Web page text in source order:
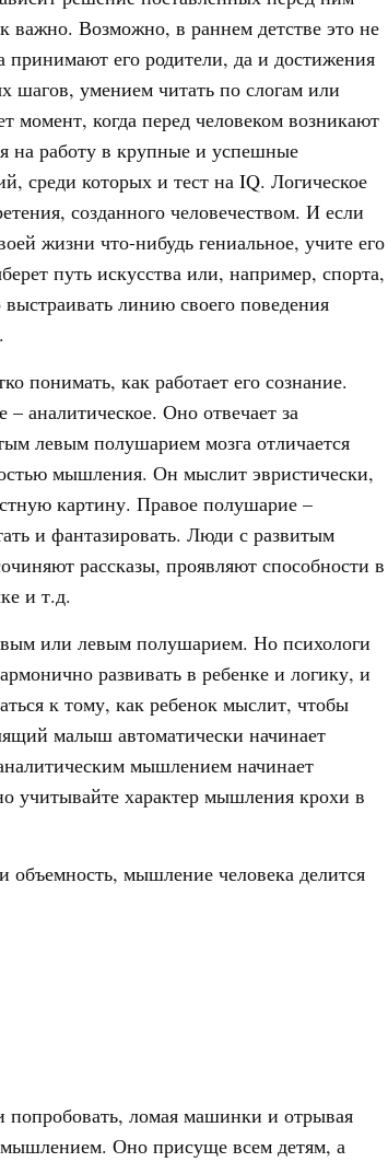
важно. Возможно, в раннем детстве это не
его родители, да и достижения
шагов, умением читать по слогам или
момент, когда перед человеком возникают
на работу в крупные и успешные
среди которых и тест на IQ. Логическое
созданного человечеством. И если
жизни что-нибудь гениальное, учите его
путь искусства или, например, спорта,
линию своего поведения
понимать, как работает его сознание.
аналитическое. Оно отвечает за
левым полушарием мозга отличается
мышления. Он мыслит эвристически,
картину. Правое полушарие –
и фантазировать. Люди с развитым
рассказы, проявляют способности в
и т.д.
или левым полушарием. Но психологи
развивать в ребенке и логику, и
к тому, как ребенок мыслит, чтобы
малыш автоматически начинает
мышлением начинает
учитывайте характер мышления крохи в
объемность, мышление человека делится
попробовать, ломая машинки и отрывая
мышлением. Оно присуще всем детям, а